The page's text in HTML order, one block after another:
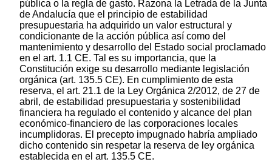
pública o la regla de gasto. Razona la Letrada de la Junta
de Andalucía que el principio de estabilidad
presupuestaria ha adquirido un valor estructural y
condicionante de la acción pública así como del
mantenimiento y desarrollo del Estado social proclamado
en el art. 1.1 CE. Tal es su importancia, que la
Constitución exige su desarrollo mediante legislación
orgánica (art. 135.5 CE). En cumplimiento de esta
reserva, el art. 21.1 de la Ley Orgánica 2/2012, de 27 de
abril, de estabilidad presupuestaria y sostenibilidad
financiera ha regulado el contenido y alcance del plan
económico-financiero de las corporaciones locales
incumplidoras. El precepto impugnado habría ampliado
dicho contenido sin respetar la reserva de ley orgánica
establecida en el art. 135.5 CE.